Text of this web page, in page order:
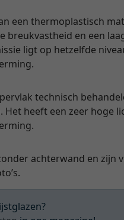
een thermoplastisch
en een
ligt op hetzelfde
technisch
Het heeft een zeer hoge
achterwand en zijn